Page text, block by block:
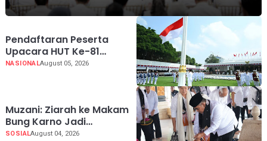
Pendaftaran Peserta
Upacara HUT Ke-81
Kemerdekaan RI di Istana
NASIONALAugust 05, 2026
Muzani: Ziarah ke Makam
Bung Karno Jadi
Pengingat Indonesia
SOSIALAugust 04, 2026